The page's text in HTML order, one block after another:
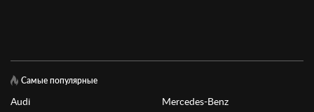
Самые популярные
Audi
Mercedes-Benz